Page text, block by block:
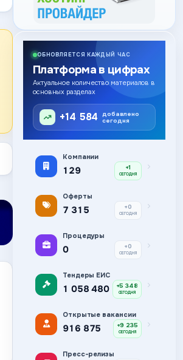
ОБНОВЛЯЕТСЯ КАЖДЫЙ ЧАС
Платформа в цифрах
Актуальное количество материалов в
основных разделах
+14 584
добавлено
сегодня
Компании
129 +1
СЕГОДНЯ
Оферты
7 315 +0
СЕГОДНЯ
Процедуры
0 +0
СЕГОДНЯ
Тендеры ЕИС
1 058 480 +5 348
СЕГОДНЯ
Открытые вакансии
916 875 +9 235
СЕГОДНЯ
Пресс-релизы